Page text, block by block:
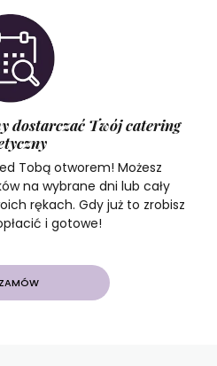
dostarczać Twój catering
Tobą otworem! Możesz
na wybrane dni lub cały
rękach. Gdy już to zrobisz
i gotowe!
ZAMÓW